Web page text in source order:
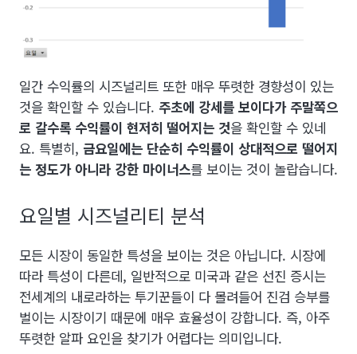
일간 수익률의 시즈널리트 또한 매우 뚜렷한 경향성이 있는
것을 확인할 수 있습니다. 주초에 강세를 보이다가 주말쪽으
로 갈수록 수익률이 현저히 떨어지는 것을 확인할 수 있네
요. 특별히, 금요일에는 단순히 수익률이 상대적으로 떨어지
는 정도가 아니라 강한 마이너스를 보이는 것이 놀랍습니다.
요일별 시즈널리티 분석
모든 시장이 동일한 특성을 보이는 것은 아닙니다. 시장에
따라 특성이 다른데, 일반적으로 미국과 같은 선진 증시는
전세계의 내로라하는 투기꾼들이 다 몰려들어 진검 승부를
벌이는 시장이기 때문에 매우 효율성이 강합니다. 즉, 아주
뚜렷한 알파 요인을 찾기가 어렵다는 의미입니다.